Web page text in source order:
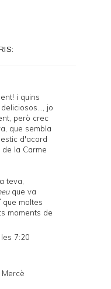
i quins
jo
però crec
que sembla
d'acord
la Carme
teva,
que va
moltes
moments de
7:20